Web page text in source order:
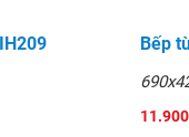
Bếp